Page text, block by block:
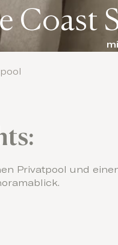
Coast
Privatpool und